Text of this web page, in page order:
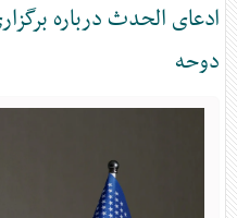
ادعای الحدث درباره
دوحه